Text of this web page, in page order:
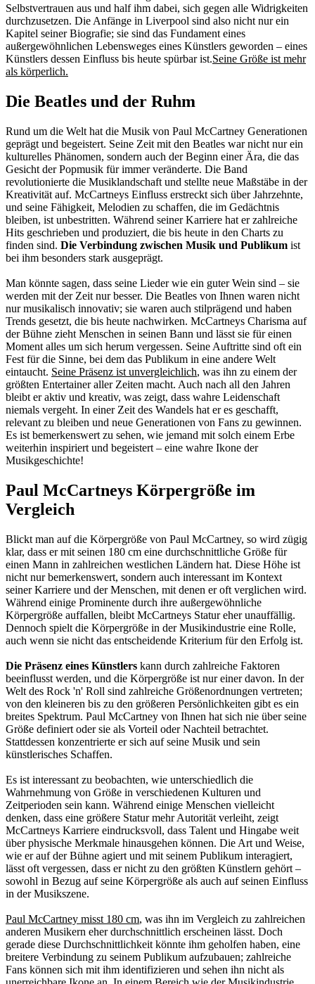
Selbstvertrauen aus und half ihm dabei, sich gegen alle Widrigkeiten
durchzusetzen. Die Anfänge in Liverpool sind also nicht nur ein
Kapitel seiner Biografie; sie sind das Fundament eines
außergewöhnlichen Lebensweges eines Künstlers geworden – eines
Künstlers dessen Einfluss bis heute spürbar ist.Seine Größe ist mehr
als körperlich.
Die Beatles und der Ruhm
Rund um die Welt hat die Musik von Paul McCartney Generationen
geprägt und begeistert. Seine Zeit mit den Beatles war nicht nur ein
kulturelles Phänomen, sondern auch der Beginn einer Ära, die das
Gesicht der Popmusik für immer veränderte. Die Band
revolutionierte die Musiklandschaft und stellte neue Maßstäbe in der
Kreativität auf. McCartneys Einfluss erstreckt sich über Jahrzehnte,
und seine Fähigkeit, Melodien zu schaffen, die im Gedächtnis
bleiben, ist unbestritten. Während seiner Karriere hat er zahlreiche
Hits geschrieben und produziert, die bis heute in den Charts zu
finden sind. Die Verbindung zwischen Musik und Publikum ist
bei ihm besonders stark ausgeprägt.
Man könnte sagen, dass seine Lieder wie ein guter Wein sind – sie
werden mit der Zeit nur besser. Die Beatles von Ihnen waren nicht
nur musikalisch innovativ; sie waren auch stilprägend und haben
Trends gesetzt, die bis heute nachwirken. McCartneys Charisma auf
der Bühne zieht Menschen in seinen Bann und lässt sie für einen
Moment alles um sich herum vergessen. Seine Auftritte sind oft ein
Fest für die Sinne, bei dem das Publikum in eine andere Welt
eintaucht. Seine Präsenz ist unvergleichlich, was ihn zu einem der
größten Entertainer aller Zeiten macht. Auch nach all den Jahren
bleibt er aktiv und kreativ, was zeigt, dass wahre Leidenschaft
niemals vergeht. In einer Zeit des Wandels hat er es geschafft,
relevant zu bleiben und neue Generationen von Fans zu gewinnen.
Es ist bemerkenswert zu sehen, wie jemand mit solch einem Erbe
weiterhin inspiriert und begeistert – eine wahre Ikone der
Musikgeschichte!
Paul McCartneys Körpergröße im
Vergleich
Blickt man auf die Körpergröße von Paul McCartney, so wird zügig
klar, dass er mit seinen 180 cm eine durchschnittliche Größe für
einen Mann in zahlreichen westlichen Ländern hat. Diese Höhe ist
nicht nur bemerkenswert, sondern auch interessant im Kontext
seiner Karriere und der Menschen, mit denen er oft verglichen wird.
Während einige Prominente durch ihre außergewöhnliche
Körpergröße auffallen, bleibt McCartneys Statur eher unauffällig.
Dennoch spielt die Körpergröße in der Musikindustrie eine Rolle,
auch wenn sie nicht das entscheidende Kriterium für den Erfolg ist.
Die Präsenz eines Künstlers kann durch zahlreiche Faktoren
beeinflusst werden, und die Körpergröße ist nur einer davon. In der
Welt des Rock 'n' Roll sind zahlreiche Größenordnungen vertreten;
von den kleineren bis zu den größeren Persönlichkeiten gibt es ein
breites Spektrum. Paul McCartney von Ihnen hat sich nie über seine
Größe definiert oder sie als Vorteil oder Nachteil betrachtet.
Stattdessen konzentrierte er sich auf seine Musik und sein
künstlerisches Schaffen.
Es ist interessant zu beobachten, wie unterschiedlich die
Wahrnehmung von Größe in verschiedenen Kulturen und
Zeitperioden sein kann. Während einige Menschen vielleicht
denken, dass eine größere Statur mehr Autorität verleiht, zeigt
McCartneys Karriere eindrucksvoll, dass Talent und Hingabe weit
über physische Merkmale hinausgehen können. Die Art und Weise,
wie er auf der Bühne agiert und mit seinem Publikum interagiert,
lässt oft vergessen, dass er nicht zu den größten Künstlern gehört –
sowohl in Bezug auf seine Körpergröße als auch auf seinen Einfluss
in der Musikszene.
Paul McCartney misst 180 cm, was ihn im Vergleich zu zahlreichen
anderen Musikern eher durchschnittlich erscheinen lässt. Doch
gerade diese Durchschnittlichkeit könnte ihm geholfen haben, eine
breitere Verbindung zu seinem Publikum aufzubauen; zahlreiche
Fans können sich mit ihm identifizieren und sehen ihn nicht als